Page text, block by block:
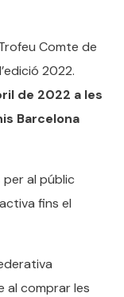
Comte de
2022.
de 2022 a les
Barcelona
per al públic
fins el
al comprar les